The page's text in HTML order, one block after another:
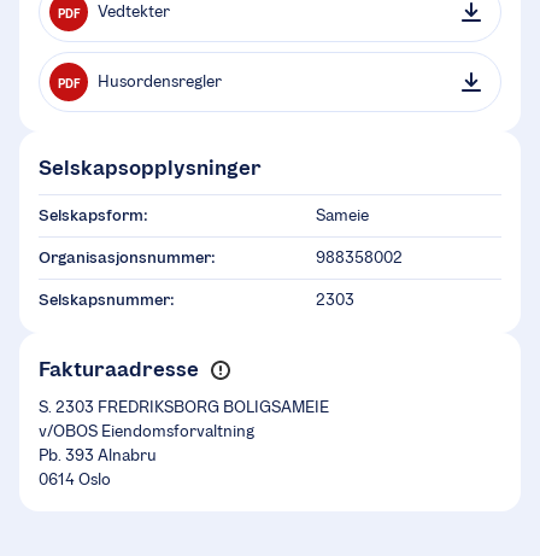
PDF Vedtekter
PDF Husordensregler
Selskapsopplysninger
Selskapsform: Sameie
Organisasjonsnummer: 988358002
Selskapsnummer: 2303
Fakturaadresse
S. 2303 FREDRIKSBORG BOLIGSAMEIE
v/OBOS Eiendomsforvaltning
Pb. 393 Alnabru
0614 Oslo